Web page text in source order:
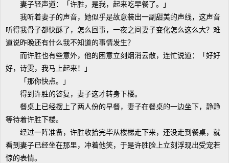
妻子轻声道：「许胜，是我，起来吃早餐了。」
我听着妻子的声音，她似乎是故意装出一副甜美的声线，这声音
听得我骨子都快酥了，怎么回事，一夜之间妻子变化怎么这么大？难
道说昨晚还有什么我不知道的事情发生？
而许胜也有些意外，他的困意立刻烟消云散，连忙说道：「好好
好，诗雯，我马上起来！」
「那你快点。」
得到许胜的答复，妻子这才转身下楼。
餐桌上已经摆上了两人份的早餐，妻子在餐桌的一边坐下，静静
等待着许胜下楼。
经过一阵准备，许胜收拾完毕从楼梯走下来，还没走到餐桌，就
看到妻子已经坐在那里，冲着他笑，于是许胜脸上立刻浮现出受宠若
惊的表情。